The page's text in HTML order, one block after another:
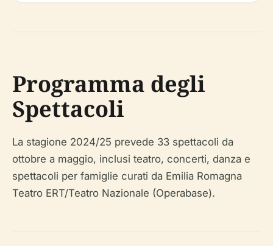
Programma degli
Spettacoli
La stagione 2024/25 prevede 33 spettacoli da
ottobre a maggio, inclusi teatro, concerti, danza e
spettacoli per famiglie curati da Emilia Romagna
Teatro ERT/Teatro Nazionale (Operabase).